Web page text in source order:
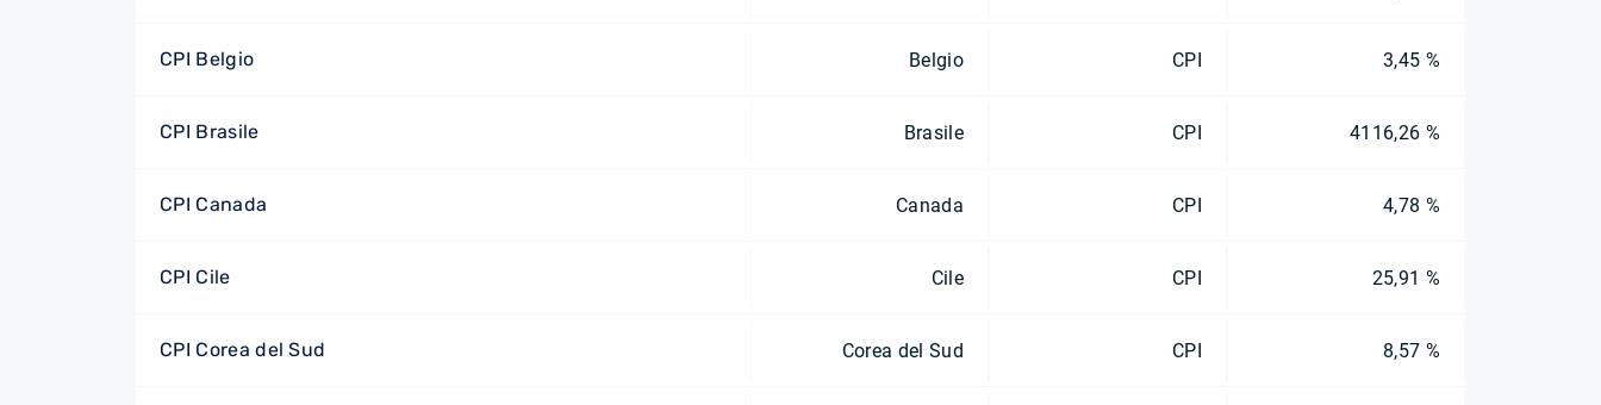
CPI Belgio Belgio CPI 3,45 %
CPI Brasile Brasile CPI 4116,26 %
CPI Canada Canada CPI 4,78 %
CPI Cile Cile CPI 25,91 %
CPI Corea del Sud Corea del Sud CPI 8,57 %